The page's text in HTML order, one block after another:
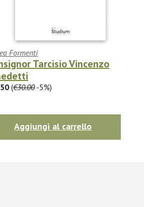
Formenti
Tarcisio Vincenzo
(€30.00-5%)
Aggiungi al carrello